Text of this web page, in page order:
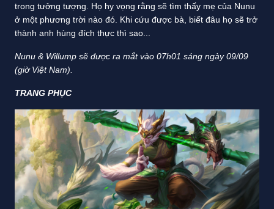
trong tưởng tượng. Họ hy vọng rằng sẽ tìm thấy mẹ của Nunu
ở một phương trời nào đó. Khi cứu được bà, biết đâu họ sẽ trở
thành anh hùng đích thực thì sao...
Nunu & Willump sẽ được ra mắt vào 07h01 sáng ngày 09/09
(giờ Việt Nam).
TRANG PHỤC